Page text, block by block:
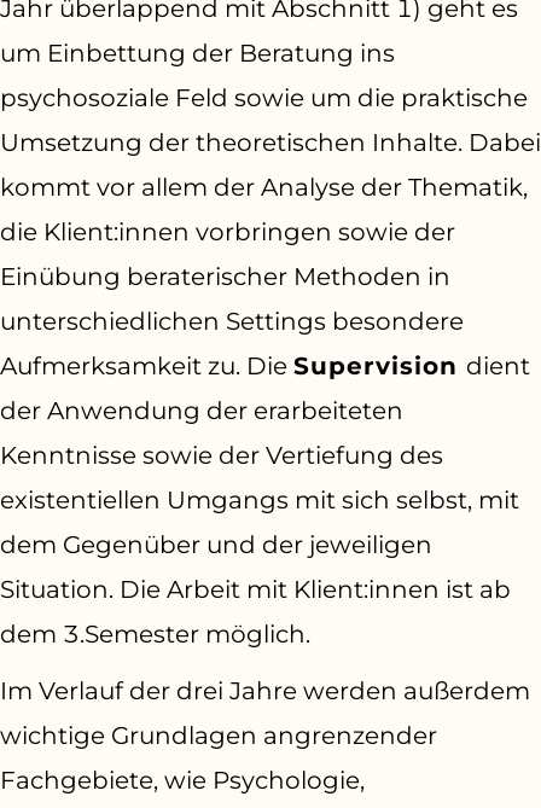
Jahr überlappend mit Abschnitt 1) geht es
um Einbettung der Beratung ins
psychosoziale Feld sowie um die praktische
Umsetzung der theoretischen Inhalte. Dabei
kommt vor allem der Analyse der Thematik,
die Klient:innen vorbringen sowie der
Einübung beraterischer Methoden in
unterschiedlichen Settings besondere
Aufmerksamkeit zu. Die Supervision dient
der Anwendung der erarbeiteten
Kenntnisse sowie der Vertiefung des
existentiellen Umgangs mit sich selbst, mit
dem Gegenüber und der jeweiligen
Situation. Die Arbeit mit Klient:innen ist ab
dem 3.Semester möglich.
Im Verlauf der drei Jahre werden außerdem
wichtige Grundlagen angrenzender
Fachgebiete, wie Psychologie,